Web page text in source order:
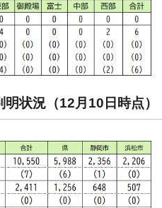
状況（12月10日時点）